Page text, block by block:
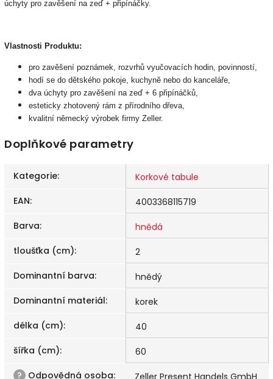
úchyty pro zavěšení na zeď + připínáčky.
Vlastnosti Produktu:
pro zavěšení poznámek, rozvrhů vyučovacích hodin, povinností,
hodí se do dětského pokoje, kuchyně nebo do kanceláře,
dva úchyty pro zavěšení na zeď + 6 připínáčků,
esteticky zhotovený rám z přírodního dřeva,
kvalitní německý výrobek firmy Zeller.
Doplňkové parametry
Kategorie:
Korkové tabule
EAN:
4003368115719
Barva:
hnědá
tloušťka (cm):
2
Dominantní barva:
hnědý
Dominantní materiál:
korek
délka (cm):
40
šířka (cm):
60
? Odpovědná osoba: Zeller Present Handels GmbH